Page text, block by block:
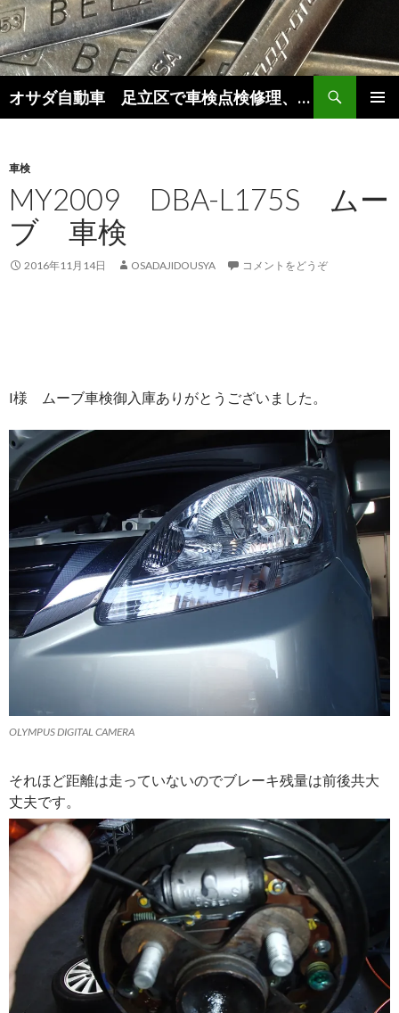
オサダ自動車 足立区で車検点検修理、新車中古車販売をしています。
索
ン
ツ
へ
移
動
車検
MY2009 DBA-L175S ムー
ブ 車検
2016年11月14日 OSADAJIDOUSYA コメントをどうぞ
I様 ムーブ車検御入庫ありがとうございました。
OLYMPUS DIGITAL CAMERA
それほど距離は走っていないのでブレーキ残量は前後共大
丈夫です。